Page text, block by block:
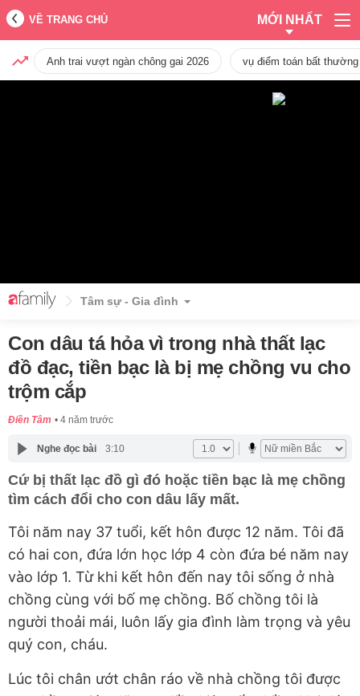
VỀ TRANG CHỦ MỚI NHẤT
Anh trai vượt ngàn chông gai 2026 vụ điểm toán bất
Tâm sự - Gia đình
Con dâu tá hỏa vì trong nhà thất lạc
đồ đạc, tiền bạc là bị mẹ chồng vu cho
trộm cắp
Điền Tâm 4 năm trước
Nghe đọc bài 3:10
Cứ bị thất lạc đồ gì đó hoặc tiền bạc là mẹ chồng
tìm cách đổi cho con dâu lấy mất.
Tôi năm nay 37 tuổi, kết hôn được 12 năm. Tôi đã
có hai con, đứa lớn học lớp 4 còn đứa bé năm nay
vào lớp 1. Từ khi kết hôn đến nay tôi sống ở nhà
chồng cùng với bố mẹ chồng. Bố chồng tôi là
người thoải mái, luôn lấy gia đình làm trọng và yêu
quý con, cháu.
Lúc tôi chân ướt chân ráo về nhà chồng tôi được